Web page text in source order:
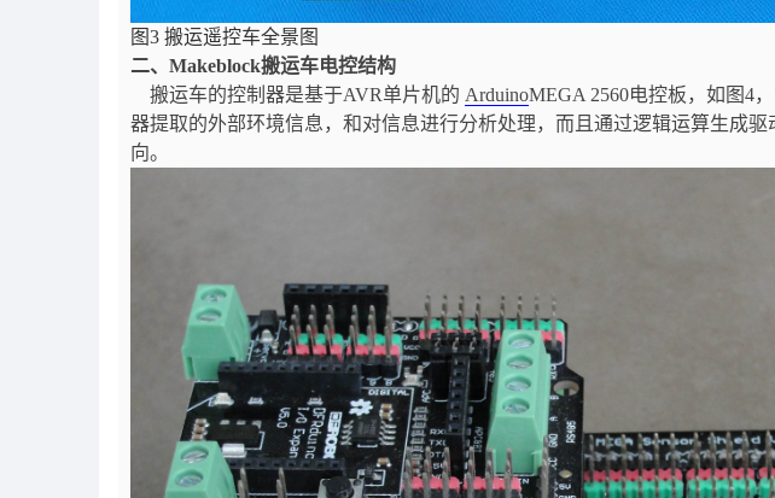
图3 搬运遥控车全景图
二、 Makeblock搬运车电控结构
搬运车的控制器是基于AVR单片机的 ArduinoMEGA 2560电控板，如图4
器提取的外部环境信息，和对信息进行分析处理，而且通过逻辑运算生成
向。